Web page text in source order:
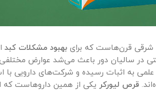
شرقی قرن‌هاست که برای بهبود مشکلات کبد
در سالیان دور باعث می‌شد عوارض مختلفی
به اثبات رسیده و شرکت‌های دارویی با
قرص لیورکر یکی از همین داروهاست که